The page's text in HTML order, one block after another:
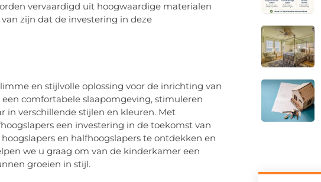
vervaardigd uit hoogwaardige materialen
zijn dat de investering in deze
en stijlvolle oplossing voor de inrichting van
comfortabele slaapomgeving, stimuleren
in verschillende stijlen en kleuren. Met
een investering in de toekomst van
en halfhoogslapers te ontdekken en
we u graag om van de kinderkamer een
groeien in stijl.